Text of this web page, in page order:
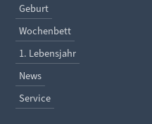
Geburt
Wochenbett
1. Lebensjahr
News
Service